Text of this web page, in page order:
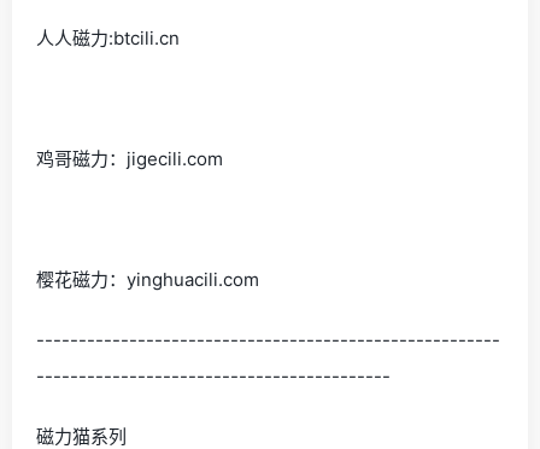
人人磁力:btcili.cn
鸡哥磁力：jigecili.com
樱花磁力：yinghuacili.com
-------------------------------------------------------
------------------------------------------
磁力猫系列